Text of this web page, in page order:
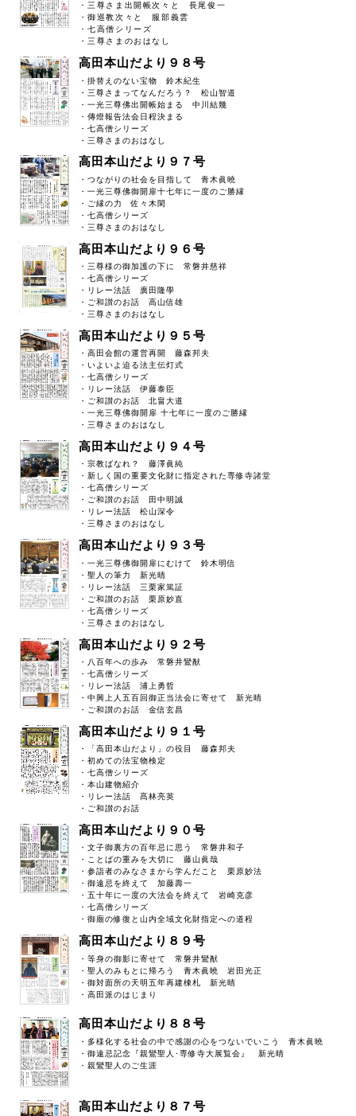
・三尊さま出開帳次々と 長尾俊一
・御巡教次々と 服部義雲
・七高僧シリーズ
・三尊さまのおはなし
高田本山だより９８号
・掛替えのない宝物 鈴木紀生
・三尊さまってなんだろう？ 松山智道
・一光三尊佛出開帳始まる 中川結幾
・傳燈報告法会日程決まる
・七高僧シリーズ
・三尊さまのおはなし
高田本山だより９７号
・つながりの社会を目指して 青木眞曉
・一光三尊佛御開扉十七年に一度のご勝縁
・ご縁の力 佐々木閑
・七高僧シリーズ
・三尊さまのおはなし
高田本山だより９６号
・三尊様の御加護の下に 常磐井慈祥
・七高僧シリーズ
・リレー法話 廣田隆學
・ご和讃のお話 高山信雄
・三尊さまのおはなし
高田本山だより９５号
・高田会館の運営再開 藤森邦夫
・いよいよ迫る法主伝灯式
・七高僧シリーズ
・リレー法話 伊藤泰臣
・ご和讃のお話 北畠大道
・一光三尊佛御開扉 十七年に一度のご勝縁
・三尊さまのおはなし
高田本山だより９４号
・宗教ばなれ？ 藤澤眞純
・新しく国の重要文化財に指定された専修寺諸堂
・七高僧シリーズ
・ご和讃のお話 田中明誠
・リレー法話 松山深令
・三尊さまのおはなし
高田本山だより９３号
・一光三尊佛御開扉にむけて 鈴木明信
・聖人の筆力 新光晴
・リレー法話 三栗家篤証
・ご和讃のお話 栗原妙直
・七高僧シリーズ
・三尊さまのおはなし
高田本山だより９２号
・八百年への歩み 常磐井鸞猷
・七高僧シリーズ
・リレー法話 浦上勇哲
・中興上人五百回御正当法会に寄せて 新光晴
・ご和讃のお話 金信玄昌
高田本山だより９１号
・「高田本山だより」の役目 藤森邦夫
・初めての法宝物検定
・七高僧シリーズ
・本山建物紹介
・リレー法話 髙林亮英
・ご和讃のお話
高田本山だより９０号
・文子御裏方の百年忌に思う 常磐井和子
・ことばの重みを大切に 藤山眞哉
・参詣者のみなさまから学んだこと 栗原妙法
・御遠忌を終えて 加藤壽一
・五十年に一度の大法会を終えて 岩崎克彦
・七高僧シリーズ
・御廟の修復と山内全域文化財指定への道程
高田本山だより８９号
・等身の御影に寄せて 常磐井鸞猷
・聖人のみもとに帰ろう 青木眞曉 岩田光正
・御対面所の天明五年再建棟札 新光晴
・高田派のはじまり
高田本山だより８８号
・多様化する社会の中で感謝の心をつないでいこう 青木眞曉
・御遠忌記念『親鸞聖人･専修寺大展覧会』 新光晴
・親鸞聖人のご生涯
高田本山だより８７号